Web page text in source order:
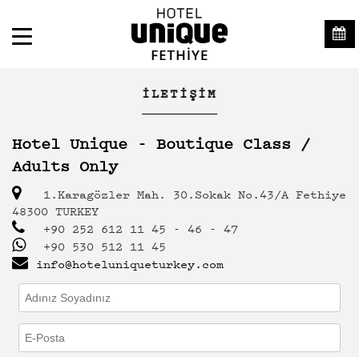
İLETIŞIM
Hotel Unique - Boutique Class /
Adults Only
1.Karagözler Mah. 30.Sokak No.43/A Fethiye
48300 TURKEY
+90 252 612 11 45 - 46 - 47
+90 530 512 11 45
info@hoteluniqueturkey.com